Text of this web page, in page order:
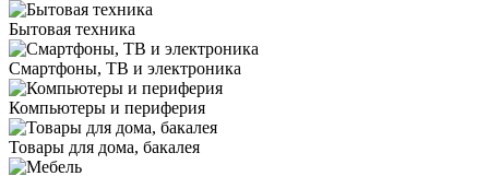
Бытовая техника
Смартфоны, ТВ и электроника
Компьютеры и периферия
Товары для дома, бакалея